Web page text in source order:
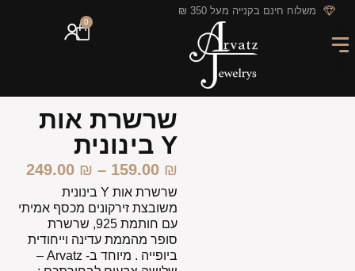
לתוכן משלוח חינם בקנייה מעל 350 ₪
0
שרשרת אות
Y בינונית
159.00 ₪
–
249.00 ₪
שרשרת אות Y בינונית
משובצת זירקונים מכסף אמיתי
עם חותמת 925, שרשרת
סופר מהממת עדינה וייחודית
ביופייה . מיוחד ב- Arvatz –